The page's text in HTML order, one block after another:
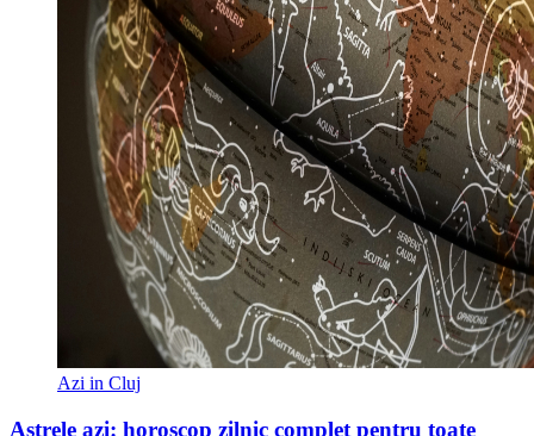
Azi in Cluj
Astrele azi: horoscop zilnic complet pentru toate